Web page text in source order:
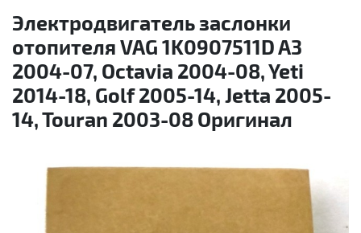
Электродвигатель заслонки
отопителя VAG 1K0907511D A3
2004-07, Octavia 2004-08, Yeti
2014-18, Golf 2005-14, Jetta 2005-
14, Touran 2003-08 Оригинал